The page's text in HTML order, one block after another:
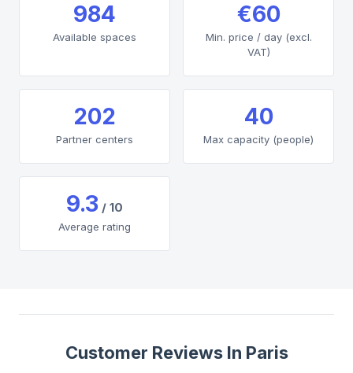
984
Available spaces
€60
Min. price / day (excl.
VAT)
202
Partner centers
40
Max capacity (people)
9.3 / 10
Average rating
Customer Reviews In Paris